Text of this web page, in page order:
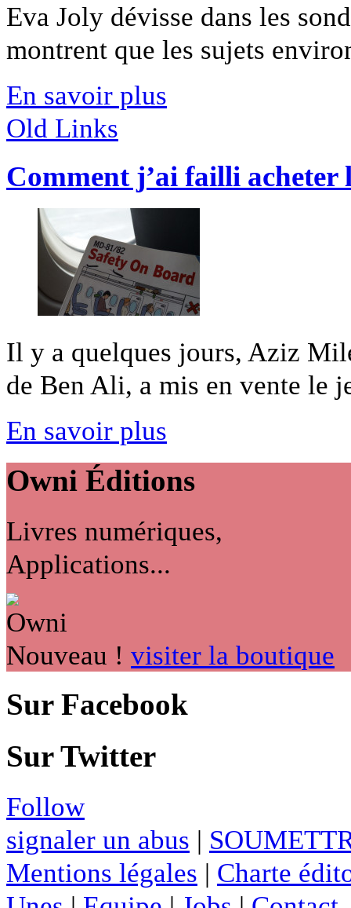
Eva Joly dévisse dans les
montrent que les sujets
En savoir plus
Old Links
Comment j’ai failli acheter
Il y a quelques jours, Aziz
de Ben Ali, a mis en vente le
En savoir plus
Owni Éditions
Livres numériques,
Applications...
Nouveau ! visiter la boutique
Sur Facebook
Sur Twitter
Follow
signaler un abus |
Mentions légales | Charte